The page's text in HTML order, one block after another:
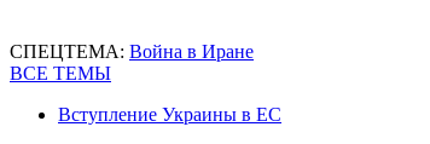
СПЕЦТЕМА: Война в Иране
ВСЕ ТЕМЫ
Вступление Украины в ЕС